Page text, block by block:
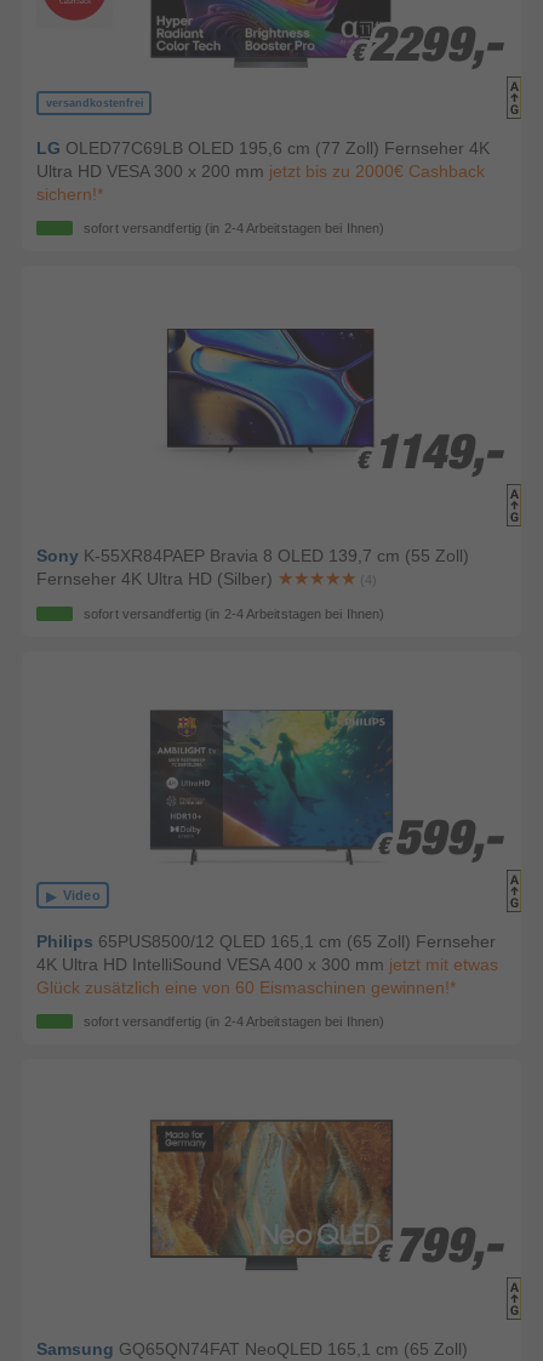
versandkostenfrei
€ 2299,-
€ 2299,-
LG OLED77C69LB OLED 195,6 cm (77 Zoll) Fernseher 4K
Ultra HD VESA 300 x 200 mm jetzt bis zu 2000€ Cashback
sichern!*
sofort versandfertig (in 2-4 Arbeitstagen bei Ihnen)
€ 1149,-
€ 1149,-
Sony K-55XR84PAEP Bravia 8 OLED 139,7 cm (55 Zoll)
Fernseher 4K Ultra HD (Silber)
(4)
sofort versandfertig (in 2-4 Arbeitstagen bei Ihnen)
Video
€ 599,-
€ 599,-
Philips 65PUS8500/12 QLED 165,1 cm (65 Zoll) Fernseher
4K Ultra HD IntelliSound VESA 400 x 300 mm jetzt mit etwas
Glück zusätzlich eine von 60 Eismaschinen gewinnen!*
sofort versandfertig (in 2-4 Arbeitstagen bei Ihnen)
€ 799,-
€ 799,-
Samsung GQ65QN74FAT NeoQLED 165,1 cm (65 Zoll)